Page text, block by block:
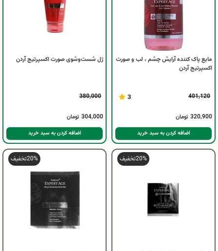
مایع پاک کننده آرایش چشم ، لب و صورت
اکسپرتیج آردن
401,120
3
320,900 تومان
اضافه کردن به سبد خرید
ژل شست‌وشوی صورت اکسپرتیج آردن
380,000
304,000 تومان
اضافه کردن به سبد خرید
20%تخفیف 20%تخفیف